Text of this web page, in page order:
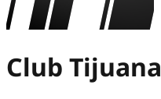
Club Tijuana